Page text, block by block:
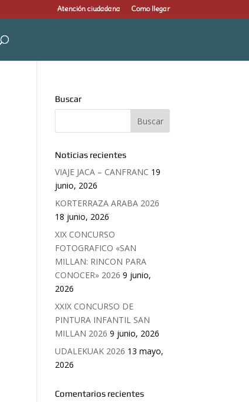
Atención ciudadana Como llegar
Buscar
Noticias recientes
VIAJE JACA – CANFRANC 19
junio, 2026
KORTERRAZA ARABA 2026
18 junio, 2026
XIX CONCURSO
FOTOGRAFICO «SAN
MILLAN: RINCON PARA
CONOCER» 2026 9 junio,
2026
XXIX CONCURSO DE
PINTURA INFANTIL SAN
MILLAN 2026 9 junio, 2026
UDALEKUAK 2026 13 mayo,
2026
Comentarios recientes